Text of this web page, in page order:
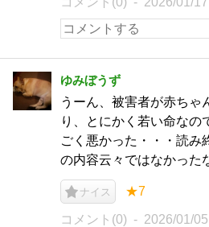
ゆみぼうず
うーん、被害者が赤ちゃ
り、とにかく若い命なの
ごく悪かった・・・読み
の内容云々ではなかった
ナイス ★7
コメント(0) 2026/01/05